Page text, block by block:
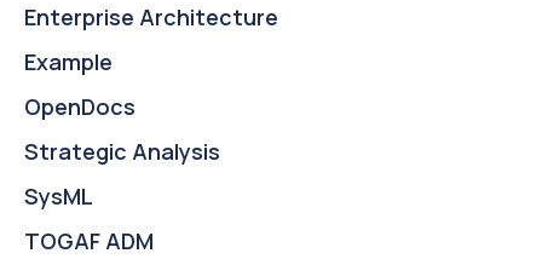
Enterprise Architecture
Example
OpenDocs
Strategic Analysis
SysML
TOGAF ADM